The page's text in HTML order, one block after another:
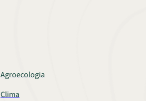
Agroecologia
Clima